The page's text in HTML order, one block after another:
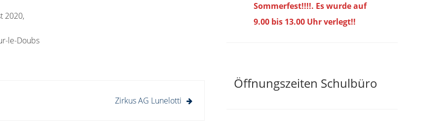
2020,
le-Doubs
Zirkus AG Lunelotti
Sommerfest!!!!. Es wurde auf
9.00 bis 13.00 Uhr verlegt!!
Öffnungszeiten Schulbüro